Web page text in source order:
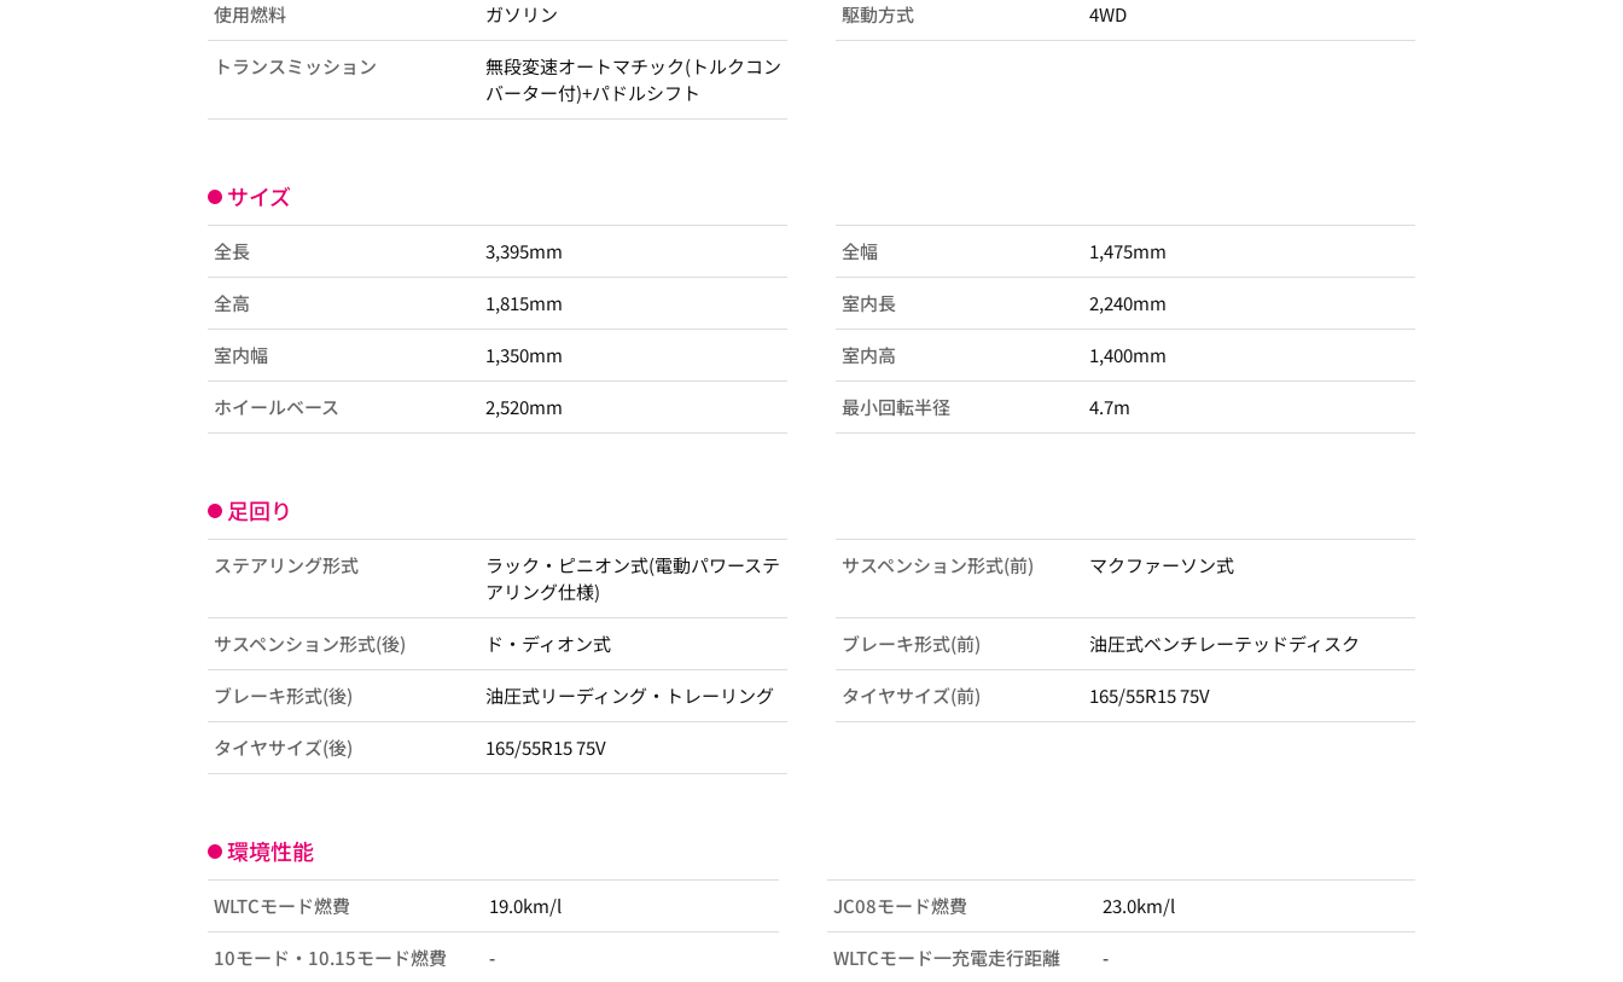
使用燃料 ガソリン 駆動方式 4WD
トランスミッション
無段変速オートマチック(トルクコン
バーター付)+パドルシフト
サイズ
全長 3,395mm 全幅 1,475mm
全高 1,815mm 室内長 2,240mm
室内幅 1,350mm 室内高 1,400mm
ホイールベース 2,520mm 最小回転半径 4.7m
足回り
ステアリング形式
ラック・ピニオン式(電動パワーステ
アリング仕様)
サスペンション形式(前) マクファーソン式
サスペンション形式(後) ド・ディオン式 ブレーキ形式(前) 油圧式ベンチレーテッドディスク
ブレーキ形式(後) 油圧式リーディング・トレーリング タイヤサイズ(前) 165/55R15 75V
タイヤサイズ(後) 165/55R15 75V
環境性能
WLTCモード燃費 19.0km/l JC08モード燃費 23.0km/l
10モード・10.15モード燃費 - WLTCモード一充電走行距離 -